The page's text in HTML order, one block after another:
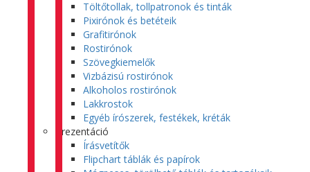
Töltőtollak, tollpatronok és tinták
Pixirónok és betéteik
Grafitirónok
Rostirónok
Szövegkiemelők
Vizbázisú rostirónok
Alkoholos rostirónok
Lakkrostok
Egyéb írószerek, festékek, kréták
Prezentáció
Írásvetítők
Flipchart táblák és papírok